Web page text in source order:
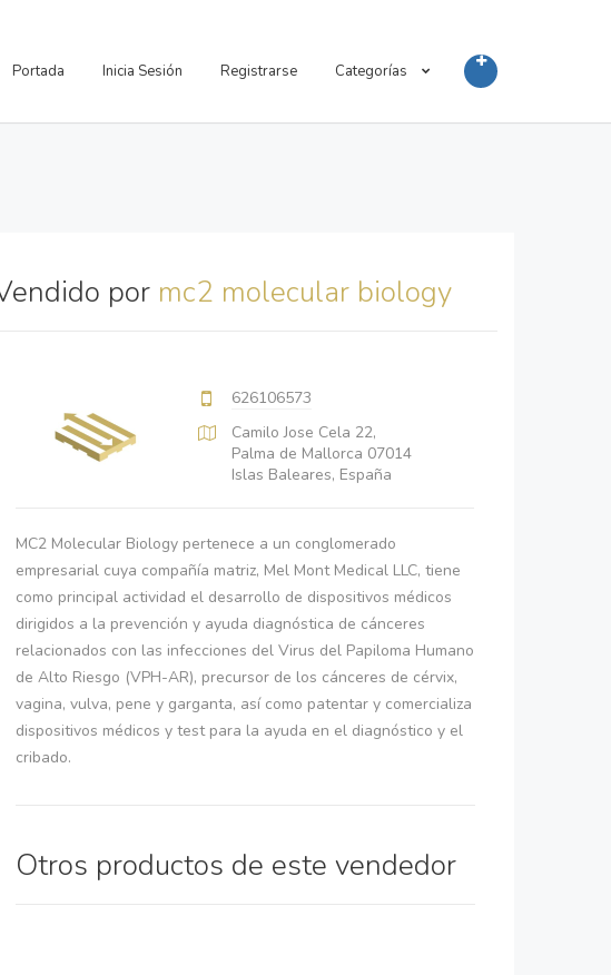
Portada Inicia Sesión Registrarse Categorías
por mc2 molecular biology
626106573
Camilo Jose Cela 22,
Palma de Mallorca 07014
Islas Baleares, España
MC2 Molecular Biology pertenece a un conglomerado
empresarial cuya compañía matriz, Mel Mont Medical LLC, tiene
como principal actividad el desarrollo de dispositivos médicos
dirigidos a la prevención y ayuda diagnóstica de cánceres
relacionados con las infecciones del Virus del Papiloma Humano
de Alto Riesgo (VPH-AR), precursor de los cánceres de cérvix,
vagina, vulva, pene y garganta, así como patentar y comercializa
dispositivos médicos y test para la ayuda en el diagnóstico y el
cribado.
Otros productos de este vendedor